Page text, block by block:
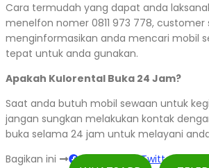
Cara termudah yang dapat anda
menelfon nomer 0811 973 778,
menginformasikan anda mencari mobil
tepat untuk anda gunakan.
Apakah Kulorental Buka 24 Jam?
Saat anda butuh mobil sewaan untuk
jangan sungkan melakukan kontak
buka selama 24 jam untuk melayani
Bagikan ini
Facebook Twitter